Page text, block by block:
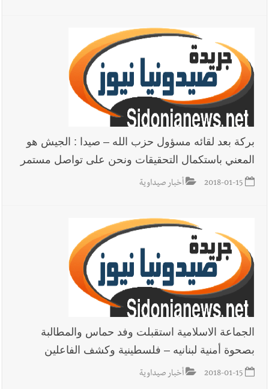
بركة بعد لقائه مسؤول حزب الله – صيدا : الجيش هو
المعني باستكمال التحقيقات ونحن على تواصل مستمر
2018-01-15 أخبار صيداوية
الجماعة الاسلامية استقبلت وفد حماس والمطالبة
بصحوة أمنية لبنانيه – فلسطينية وكشف الفاعلين
2018-01-15 أخبار صيداوية